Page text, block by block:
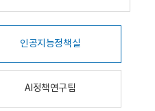
인공지능정책실
AI정책연구팀